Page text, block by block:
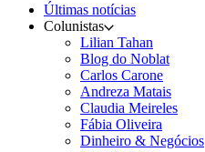
Últimas notícias
Colunistas
Lilian Tahan
Blog do Noblat
Carlos Carone
Andreza Matais
Claudia Meireles
Fábia Oliveira
Dinheiro & Negócios